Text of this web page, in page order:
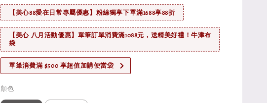
【美心88愛在日常專屬優惠】粉絲獨享下單滿1688享88折
【美心 八月活動優惠】單筆訂單消費滿1088元，送精美好禮！牛津布
袋
單筆消費滿 $500 享超值加購便當袋
顏色